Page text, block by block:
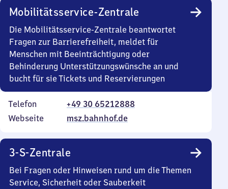
Mobilitätsservice-Zentrale
Die Mobilitätsservice-Zentrale beantwortet
Fragen zur Barrierefreiheit, meldet für
Menschen mit Beeinträchtigung oder
Behinderung Unterstützungswünsche an und
bucht für sie Tickets und Reservierungen
Telefon
+49 30 65212888
Webseite
msz.bahnhof.de
3-S-Zentrale
Bei Fragen oder Hinweisen rund um die Themen
Service, Sicherheit oder Sauberkeit